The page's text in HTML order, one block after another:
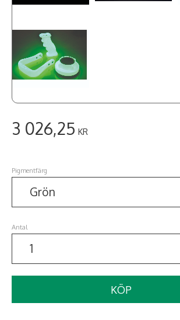
3 026,25 KR
Pigmentfärg
Antal
KÖP